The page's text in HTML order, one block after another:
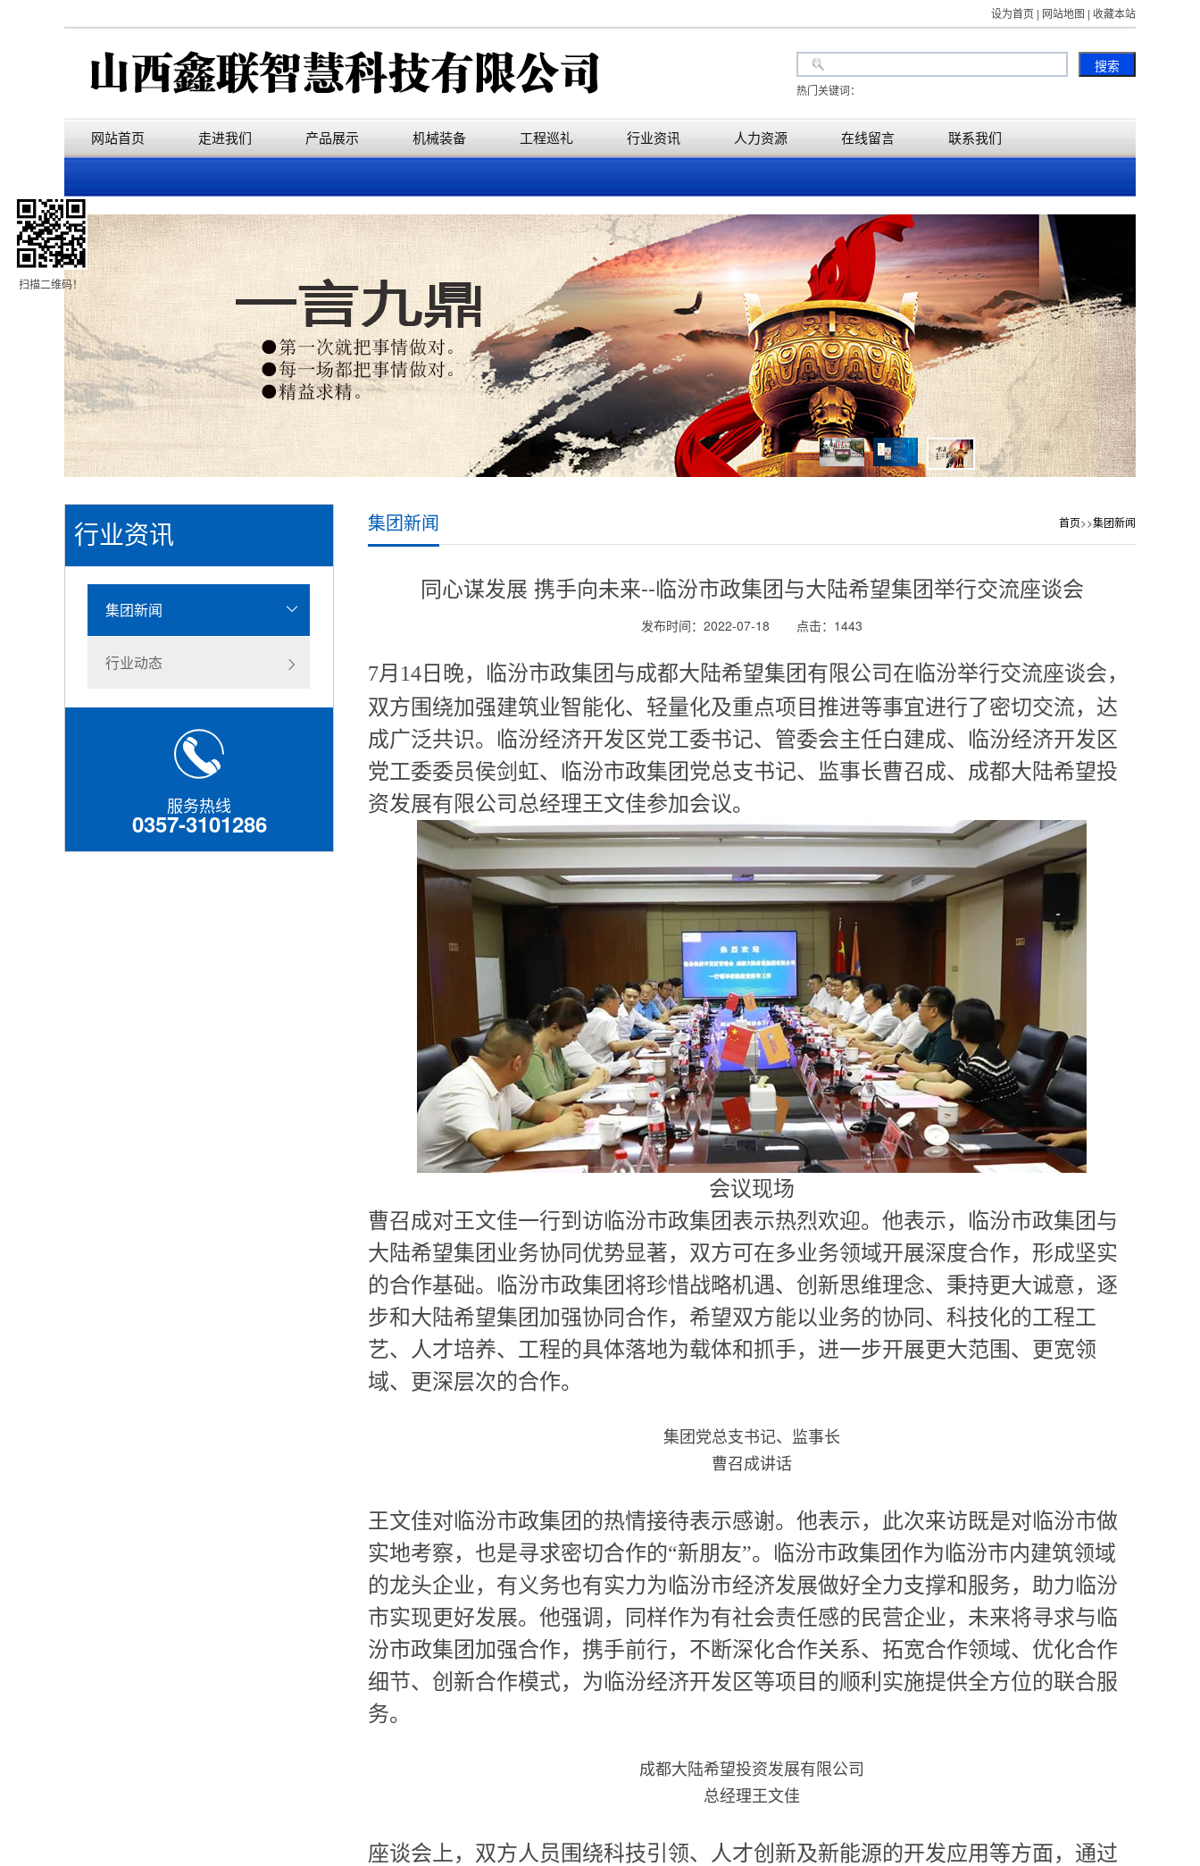
设为首页 | 网站地图 | 收藏本站
热门关键词：
临汾水泥管预制厂，
临汾水泥制管厂，临汾地区水泥管厂
网站首页 走进我们 产品展示 机械装备 工程巡礼 行业资讯 人力资源 在线留言 联系我们
行业资讯
集团新闻
行业动态
服务热线
0357-3101286
集团新闻 首页>>集团新闻
同心谋发展 携手向未来--临汾市政集团与大陆希望集团举行交流座谈会
发布时间：2022-07-18 点击：1443
7月 14 日晚，临汾市政集团与成都大陆希望集团有限公司在临汾举行交流座谈会，
双方围绕加强建筑业智能化、轻量化及重点项目推进等事宜进行了密切交流，达
成广泛共识。临汾经济开发区党工委书记、管委会主任白建成、临汾经济开发区
党工委委员侯剑虹、临汾市政集团党总支书记、监事长曹召成、成都大陆希望投
资发展有限公司总经理王文佳参加会议。
会议现场
曹召成对王文佳一行到访临汾市政集团表示热烈欢迎。他表示，临汾市政集团与
大陆希望集团业务协同优势显著，双方可在多业务领域开展深度合作，形成坚实
的合作基础。临汾市政集团将珍惜战略机遇、创新思维理念、秉持更大诚意，逐
步和大陆希望集团加强协同合作，希望双方能以业务的协同、科技化的工程工
艺、人才培养、工程的具体落地为载体和抓手，进一步开展更大范围、更宽领
域、更深层次的合作。
集团党总支书记、监事长
曹召成讲话
王文佳对临汾市政集团的热情接待表示感谢。他表示，此次来访既是对临汾市做
实地考察，也是寻求密切合作的“新朋友”。临汾市政集团作为临汾市内建筑领域
的龙头企业，有义务也有实力为临汾市经济发展做好全力支撑和服务，助力临汾
市实现更好发展。他强调，同样作为有社会责任感的民营企业，未来将寻求与临
汾市政集团加强合作，携手前行，不断深化合作关系、拓宽合作领域、优化合作
细节、创新合作模式，为临汾经济开发区等项目的顺利实施提供全方位的联合服
务。
成都大陆希望投资发展有限公司
总经理王文佳
座谈会上，双方人员围绕科技引领、人才创新及新能源的开发应用等方面，通过
扫描二维码！